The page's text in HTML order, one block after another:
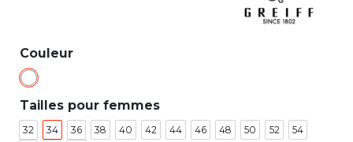
Couleur
Tailles pour femmes
32 34 36 38 40 42 44 46 48 50 52
54